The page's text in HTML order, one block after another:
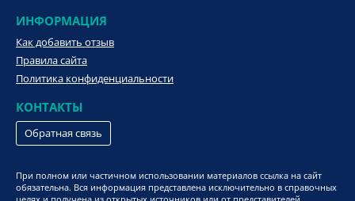
ИНФОРМАЦИЯ
Как добавить отзыв
Правила сайта
Политика конфиденциальности
КОНТАКТЫ
Обратная связь
При полном или частичном использовании материалов ссылка на сайт
обязательна. Вся информация представлена исключительно в справочных